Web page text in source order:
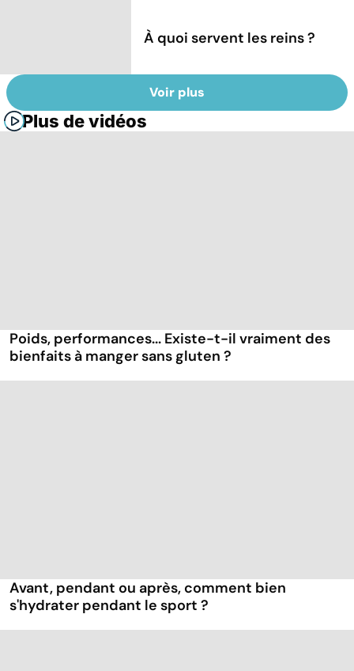
À quoi servent les reins ?
Voir plus
Plus de vidéos
Poids, performances... Existe-t-il vraiment des
bienfaits à manger sans gluten ?
Avant, pendant ou après, comment bien
s'hydrater pendant le sport ?